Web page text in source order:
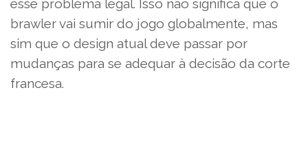
esse problema legal. Isso não significa que o
brawler vai sumir do jogo globalmente, mas
sim que o design atual deve passar por
mudanças para se adequar à decisão da corte
francesa.